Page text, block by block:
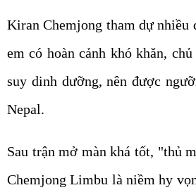
Kiran Chemjong tham dự nhiều
em có hoàn cảnh khó khăn,
suy dinh dưỡng, nên được
Nepal.
Sau trận mở màn khá tốt, "thủ
Chemjong Limbu là niềm hy